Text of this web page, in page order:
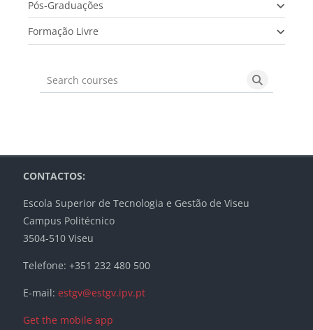
Pós-Graduações
Formação Livre
Search courses Search
Blocks
Blocks
Blocks
Blocks
CONTACTOS:
Escola Superior de Tecnologia e Gestão de Viseu
Campus Politécnico
3504-510 Viseu
Telefone: +351 232 480 500
E-mail: estgv@estgv.ipv.pt
Get the mobile app